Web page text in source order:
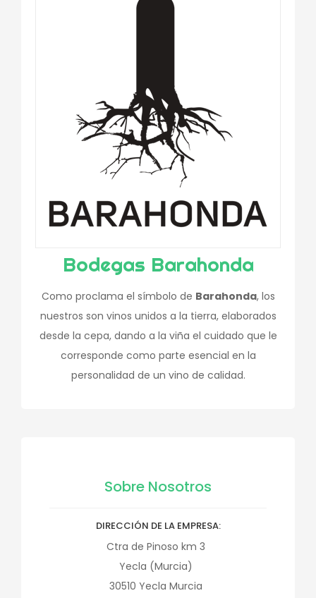
Bodegas Barahonda
Como proclama el símbolo de Barahonda, los
nuestros son vinos unidos a la tierra, elaborados
desde la cepa, dando a la viña el cuidado que le
corresponde como parte esencial en la
personalidad de un vino de calidad.
Sobre Nosotros
DIRECCIÓN DE LA EMPRESA
Ctra de Pinoso km 3
Yecla (Murcia)
30510 Yecla Murcia